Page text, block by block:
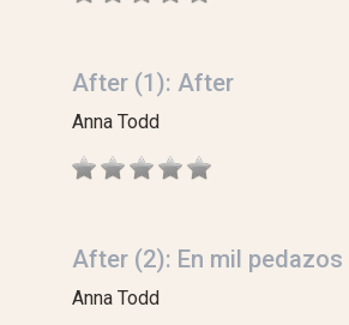
After (1): After
Anna Todd
After (2): En mil pedazos
Anna Todd